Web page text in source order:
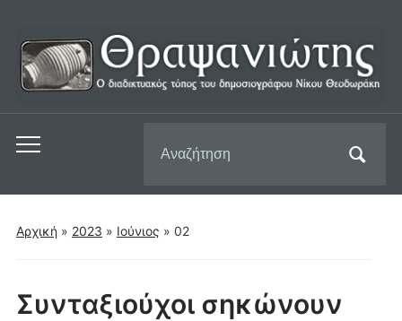
Εναλλαγή
μενού
για
για:
Αρχική » 2023 » Ιούνιος » 02
Συνταξιούχοι σηκώνουν